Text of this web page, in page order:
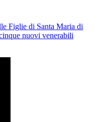
Figlie di Santa Maria di
nuovi venerabili